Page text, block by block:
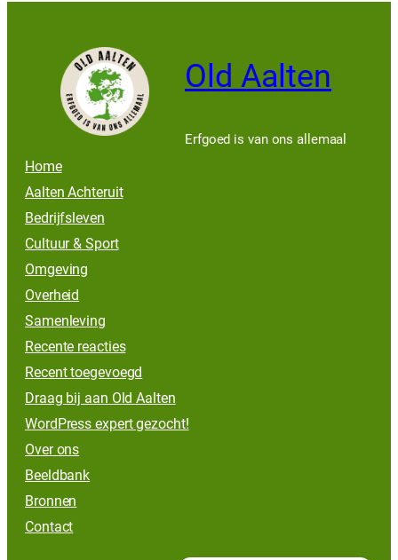
Old Aalten
Erfgoed is van ons allemaal
Home
Aalten Achteruit
Bedrijfsleven
Cultuur & Sport
Omgeving
Overheid
Samenleving
Recente reacties
Recent toegevoegd
Draag bij aan Old Aalten
WordPress expert gezocht!
Over ons
Beeldbank
Bronnen
Contact